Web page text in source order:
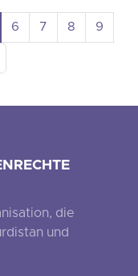
6 7 8
9
die
und